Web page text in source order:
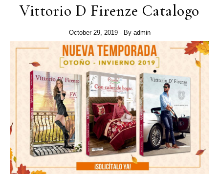
Vittorio D Firenze Catalogo
October 29, 2019 - By admin